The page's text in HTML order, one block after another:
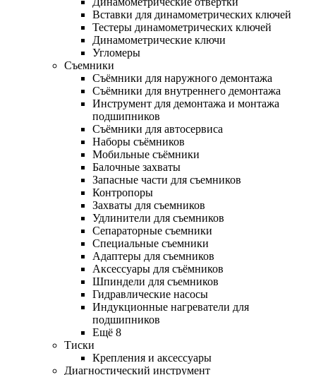
Вставки для динамометрических ключей
Тестеры динамометрических ключей
Динамометрические ключи
Угломеры
Съемники
Съёмники для наружного демонтажа
Съёмники для внутреннего демонтажа
Инструмент для демонтажа и монтажа
подшипников
Съёмники для автосервиса
Наборы съёмников
Мобильные съёмники
Балочные захваты
Запасные части для съемников
Контропоры
Захваты для съемников
Удлинители для съемников
Сепараторные съемники
Специальные съемники
Адаптеры для съемников
Аксессуары для съёмников
Шпиндели для съемников
Гидравлические насосы
Индукционные нагреватели для
подшипников
Ещё 8
Тиски
Крепления и аксессуары
Диагностический инструмент